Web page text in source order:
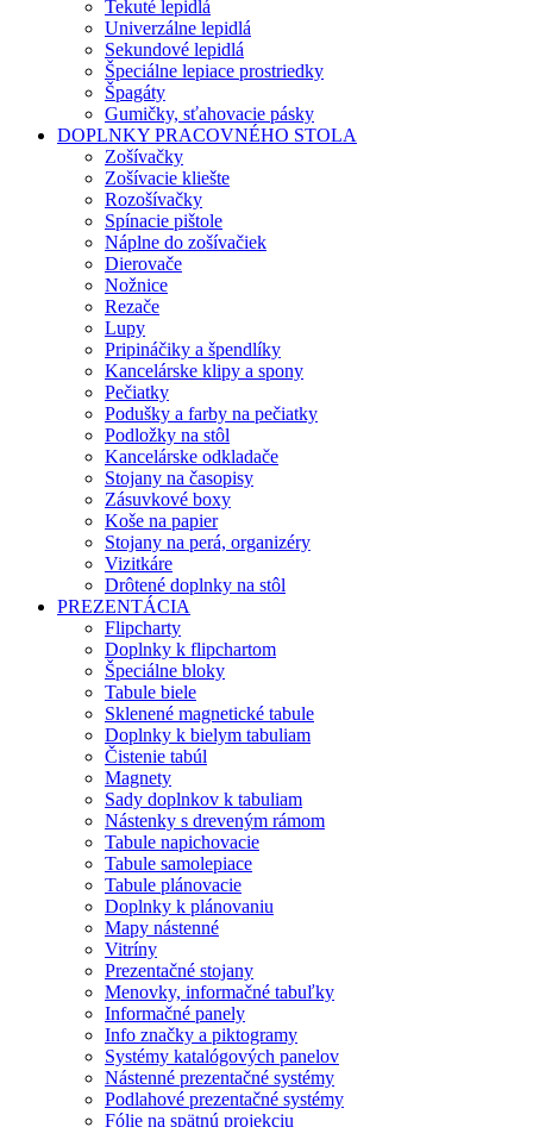
Tekuté lepidlá
Univerzálne lepidlá
Sekundové lepidlá
Špeciálne lepiace prostriedky
Špagáty
Gumičky, sťahovacie pásky
DOPLNKY PRACOVNÉHO STOLA
Zošívačky
Zošívacie kliešte
Rozošívačky
Spínacie pištole
Náplne do zošívačiek
Dierovače
Nožnice
Rezače
Lupy
Pripináčiky a špendlíky
Kancelárske klipy a spony
Pečiatky
Podušky a farby na pečiatky
Podložky na stôl
Kancelárske odkladače
Stojany na časopisy
Zásuvkové boxy
Koše na papier
Stojany na perá, organizéry
Vizitkáre
Drôtené doplnky na stôl
PREZENTÁCIA
Flipcharty
Doplnky k flipchartom
Špeciálne bloky
Tabule biele
Sklenené magnetické tabule
Doplnky k bielym tabuliam
Čistenie tabúl
Magnety
Sady doplnkov k tabuliam
Nástenky s dreveným rámom
Tabule napichovacie
Tabule samolepiace
Tabule plánovacie
Doplnky k plánovaniu
Mapy nástenné
Vitríny
Prezentačné stojany
Menovky, informačné tabuľky
Informačné panely
Info značky a piktogramy
Systémy katalógových panelov
Nástenné prezentačné systémy
Podlahové prezentačné systémy
Fólie na spätnú projekciu